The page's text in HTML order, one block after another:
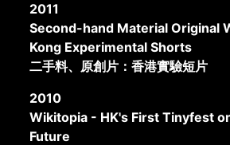
2011
Second-hand Material Original
Kong Experimental Shorts
二手料、原創片：香港實驗短片
2010
Wikitopia - HK's First Tinyfest
Future